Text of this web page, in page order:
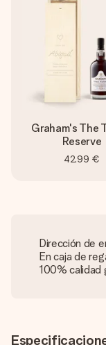
Graham's The
Reserve
42,99 €
Dirección de
En caja de
100% calidad